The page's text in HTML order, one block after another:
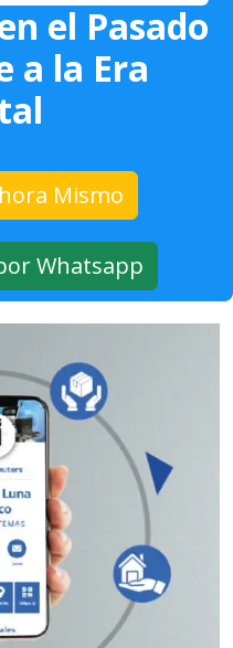
el Pasado
a la Era
Mismo
Whatsapp